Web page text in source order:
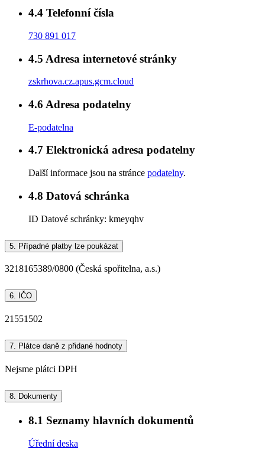
4.4 Telefonní čísla
730 891 017
4.5 Adresa internetové stránky
zskrhova.cz.apus.gcm.cloud
4.6 Adresa podatelny
E-podatelna
4.7 Elektronická adresa podatelny
Další informace jsou na stránce podatelny.
4.8 Datová schránka
ID Datové schránky: kmeyqhv
5. Případné platby lze poukázat
3218165389/0800 (Česká spořitelna, a.s.)
6. IČO
21551502
7. Plátce daně z přidané hodnoty
Nejsme plátci DPH
8. Dokumenty
8.1 Seznamy hlavních dokumentů
Úřední deska